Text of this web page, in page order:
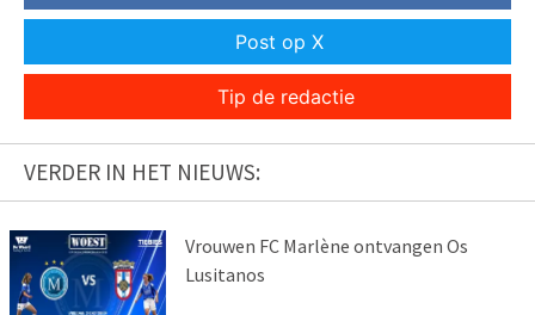
Post op X
Tip de redactie
VERDER IN HET NIEUWS:
Vrouwen FC Marlène ontvangen Os
Lusitanos